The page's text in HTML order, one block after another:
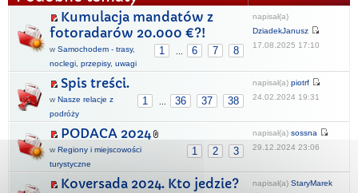
Kumulacja mandatów z
fotoradarów 20.000 €?!
1 6 7 8
w Samochodem - trasy,
noclegi, przepisy, uwagi
napisał(a)
DziadekJanusz
17.08.2025 17:10
Spis treści.
1 36 37 38
w Nasze relacje z
podróży
napisał(a) piotrf
24.02.2024 19:31
PODACA 2024
1 2 3
w Regiony i miejscowości
turystyczne
napisał(a) sossna
29.12.2024 23:06
Koversada 2024. Kto jedzie? napisał(a) StaryMarek